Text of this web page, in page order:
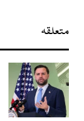
متعلقہ